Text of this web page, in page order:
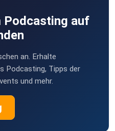
bei Apple Podcast oder
hat.
privacy for more
Podcasting auf
an. Erhalte
Podcasting, Tipps der
und mehr.